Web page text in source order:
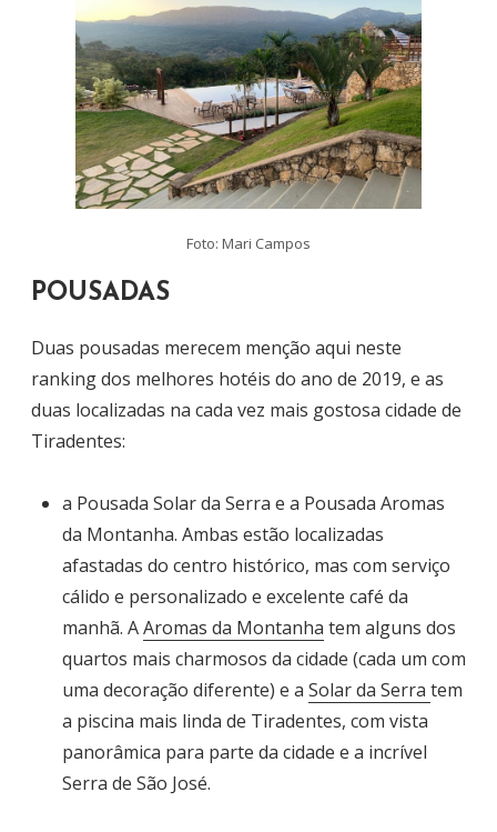
Foto: Mari Campos
POUSADAS
Duas pousadas merecem menção aqui neste
ranking dos melhores hotéis do ano de 2019, e as
duas localizadas na cada vez mais gostosa cidade de
Tiradentes:
a Pousada Solar da Serra e a Pousada Aromas
da Montanha. Ambas estão localizadas
afastadas do centro histórico, mas com serviço
cálido e personalizado e excelente café da
manhã. AAromas da Montanha tem alguns dos
quartos mais charmosos da cidade (cada um com
uma decoração diferente) e a Solar da Serra tem
a piscina mais linda de Tiradentes, com vista
panorâmica para parte da cidade e a incrível
Serra de São José.